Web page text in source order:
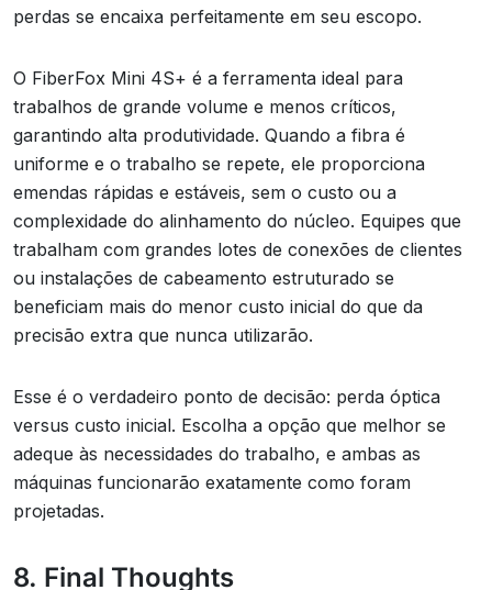
perdas se encaixa perfeitamente em seu escopo.
O FiberFox Mini 4S+ é a ferramenta ideal para
trabalhos de grande volume e menos críticos,
garantindo alta produtividade. Quando a fibra é
uniforme e o trabalho se repete, ele proporciona
emendas rápidas e estáveis, sem o custo ou a
complexidade do alinhamento do núcleo. Equipes que
trabalham com grandes lotes de conexões de clientes
ou instalações de cabeamento estruturado se
beneficiam mais do menor custo inicial do que da
precisão extra que nunca utilizarão.
Esse é o verdadeiro ponto de decisão: perda óptica
versus custo inicial. Escolha a opção que melhor se
adeque às necessidades do trabalho, e ambas as
máquinas funcionarão exatamente como foram
projetadas.
8. Final Thoughts